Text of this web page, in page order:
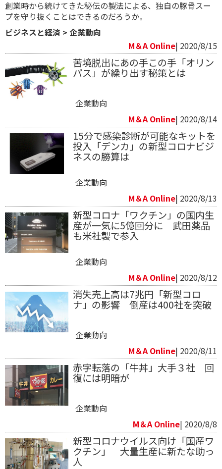
創業時から続けてきた秘伝の製法による、独自の豚骨スー
プを守り抜くことはできるのだろうか。
ビジネスと経済 > 企業動向
M＆A Online| 2020/8/15
苦境脱出にあの手この手「オリン
パス」が繰り出す秘策とは
企業動向
M＆A Online| 2020/8/14
15分で感染診断が可能なキットを
投入「デンカ」の新型コロナビジ
ネスの勝算は
企業動向
M＆A Online| 2020/8/13
新型コロナ「ワクチン」の国内生
産が一気に5億回分に 武田薬品
も米社製で参入​
企業動向
M＆A Online| 2020/8/12
消失売上高は7兆円「新型コロ
ナ」の影響 倒産は400社を突破
企業動向
M＆A Online| 2020/8/11
赤字転落の「牛丼」大手３社 回
復には明暗が
企業動向
M＆A Online| 2020/8/8
新型コロナウイルス向け「国産ワ
クチン」 大量生産に新たな助っ
人